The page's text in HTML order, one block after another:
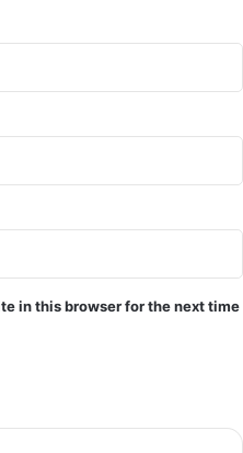
in this browser for the next time